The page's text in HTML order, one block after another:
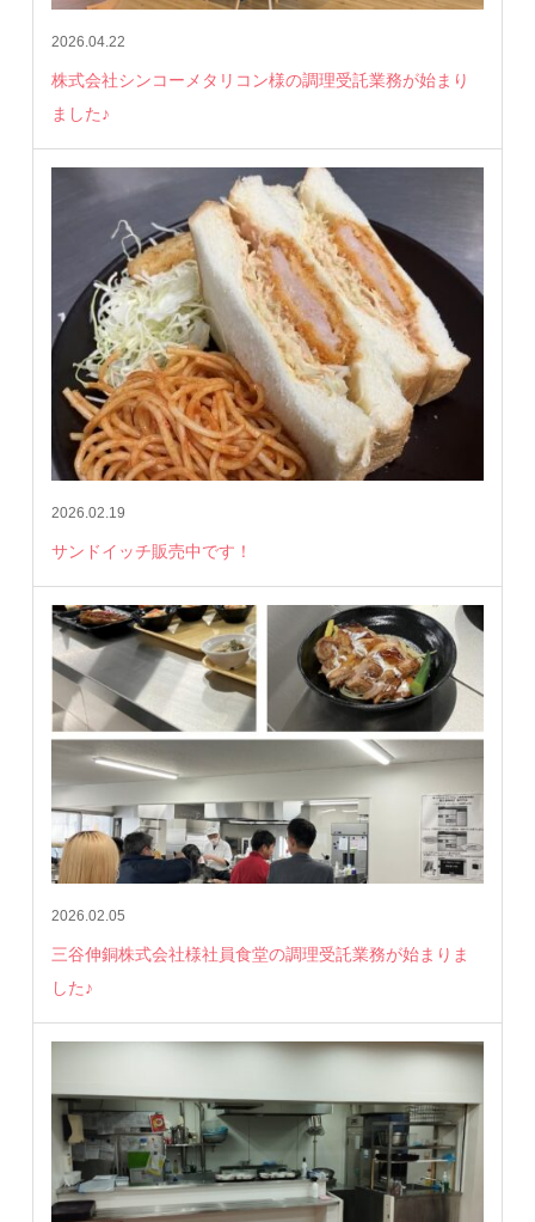
2026.04.22
株式会社シンコーメタリコン様の調理受託業務が始まり
ました♪
2026.02.19
サンドイッチ販売中です！
2026.02.05
三谷伸銅株式会社様社員食堂の調理受託業務が始まりま
した♪